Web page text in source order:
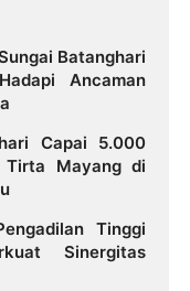
Batanghari
Ancaman
Capai 5.000
Tirta Mayang di
Tinggi
Sinergitas